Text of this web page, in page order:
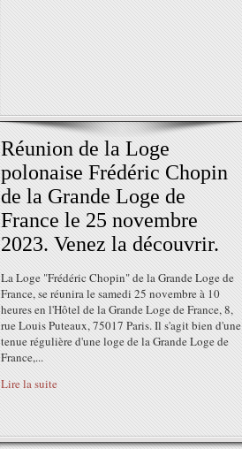
Réunion de la Loge
polonaise Frédéric Chopin
de la Grande Loge de
France le 25 novembre
2023. Venez la découvrir.
La Loge "Frédéric Chopin" de la Grande Loge de
France, se réunira le samedi 25 novembre à 10
heures en l'Hôtel de la Grande Loge de France, 8,
rue Louis Puteaux, 75017 Paris. Il s'agit bien d'une
tenue régulière d'une loge de la Grande Loge de
France,...
Lire la suite